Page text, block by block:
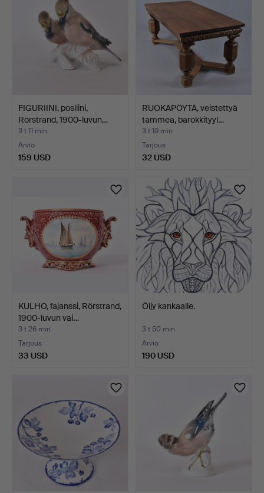
FIGURIINI, posliini,
Rörstrand, 1900-luvun…
3 t 11 min
Arvio
159 USD
RUOKAPÖYTÄ, veistettyä
tammea, barokkityyl…
3 t 19 min
Tarjous
32 USD
KULHO, fajanssi, Rörstrand,
1900-luvun vai…
3 t 26 min
Tarjous
33 USD
Öljy kankaalle.
3 t 50 min
Arvio
190 USD